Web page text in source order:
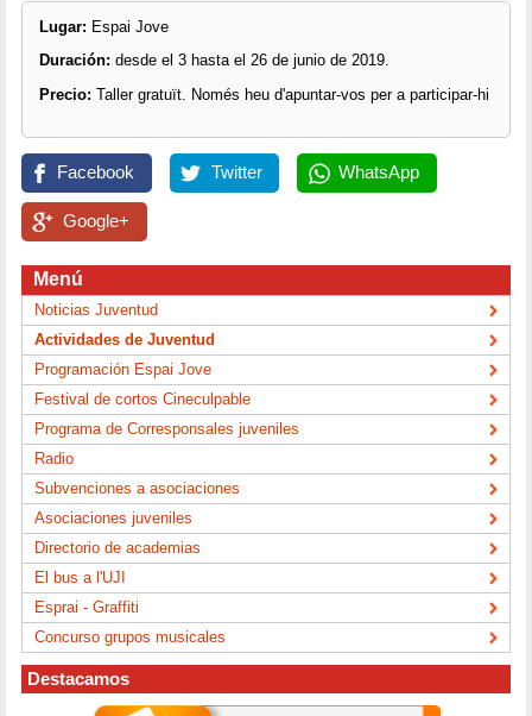
Lugar: Espai Jove
Duración: desde el 3 hasta el 26 de junio de 2019.
Precio: Taller gratuït. Només heu d'apuntar-vos per a participar-hi
Facebook Twitter WhatsApp
Google+
Menú
Noticias Juventud
Actividades de Juventud
Programación Espai Jove
Festival de cortos Cineculpable
Programa de Corresponsales juveniles
Radio
Subvenciones a asociaciones
Asociaciones juveniles
Directorio de academias
El bus a l'UJI
Esprai - Graffiti
Concurso grupos musicales
Destacamos